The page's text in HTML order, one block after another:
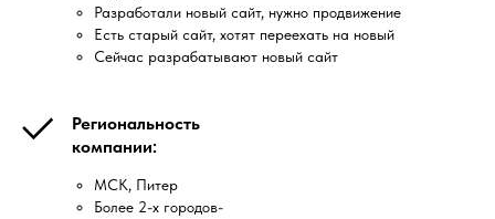
Разработали новый сайт, нужно продвижение
Есть старый сайт, хотят переехать на новый
Сейчас разрабатывают новый сайт
Региональность
компании:
МСК, Питер
Более 2-х городов-